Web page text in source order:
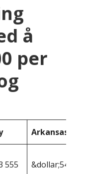
å
per
Arkansas
555 &dollar;54 749